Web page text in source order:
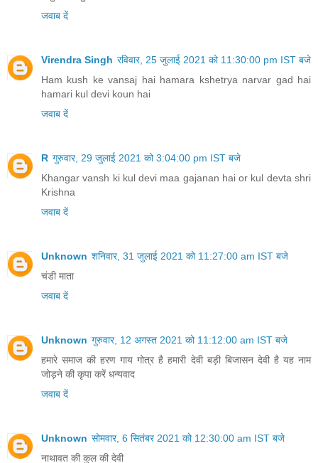
जवाब दें
Virendra Singh रविवार, 25 जुलाई 2021 को 11:30:00 pm IST बजे
Ham kush ke vansaj hai hamara kshetrya narvar gad hai
hamari kul devi koun hai
जवाब दें
R गुरुवार, 29 जुलाई 2021 को 3:04:00 pm IST बजे
Khangar vansh ki kul devi maa gajanan hai or kul devta shri
Krishna
जवाब दें
Unknown शनिवार, 31 जुलाई 2021 को 11:27:00 am IST बजे
चंडी माता
जवाब दें
Unknown गुरुवार, 12 अगस्त 2021 को 11:12:00 am IST बजे
हमारे समाज की हरण गाय गोत्र है हमारी देवी बड़ी बिजासन देवी है यह नाम
जोड़ने की कृपा करें धन्यवाद
जवाब दें
Unknown सोमवार, 6 सितंबर 2021 को 12:30:00 am IST बजे
नाथावत की कुल की देवी